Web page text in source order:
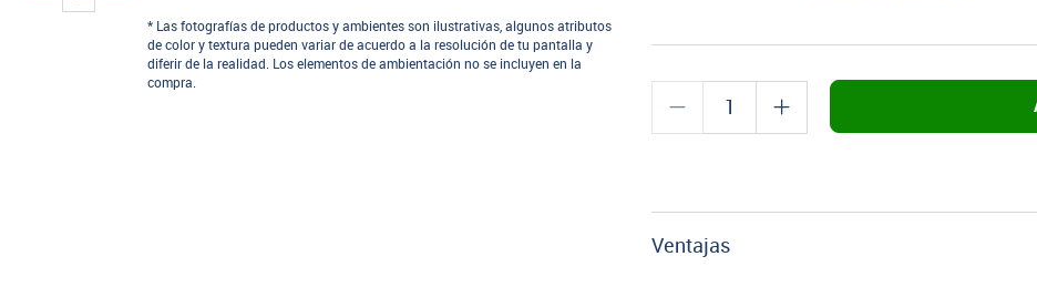
* Las fotografías de productos y ambientes son ilustrativas, algunos atributos
de color y textura pueden variar de acuerdo a la resolución de tu pantalla y
diferir de la realidad. Los elementos de ambientación no se incluyen en la
compra.
Ventajas